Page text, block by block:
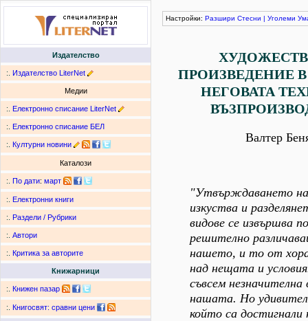
Издателство
:. Издателство LiterNet
Медии
:. Електронно списание LiterNet
:. Електронно списание БЕЛ
:. Културни новини
Каталози
:. По дати: март
:. Електронни книги
:. Раздели / Рубрики
:. Автори
:. Критика за авторите
Книжарници
:. Книжен пазар
:. Книгосвят: сравни цени
Настройки: Разшири Стесни | Уголеми
ПРОИЗВЕДЕНИЕ
НЕГОВАТА
Валтер
"Утвърждаването
изкуства и
видове се извършва
решително
нашето, и то от
над нещата и
съвсем незначителна
нашата. Но
който са